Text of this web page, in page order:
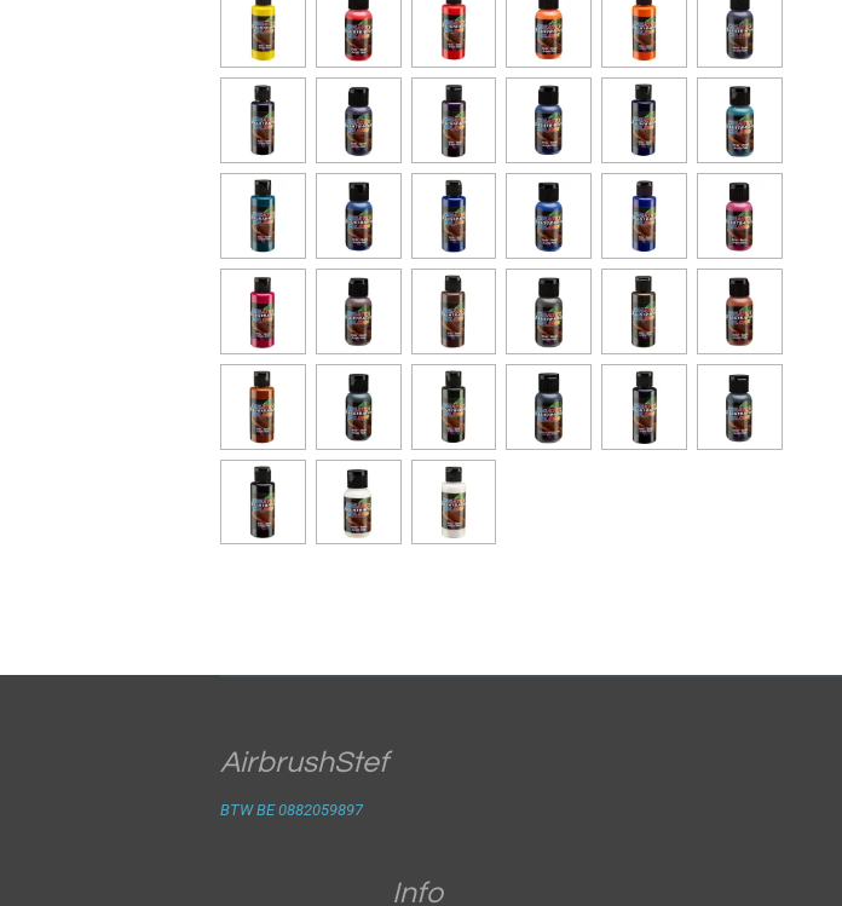
AirbrushStef
BTW BE 0882059897
Info